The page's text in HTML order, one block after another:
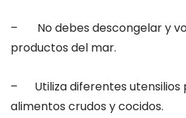
– No debes descongelar y
productos del mar.
– Utiliza diferentes utensilios
alimentos crudos y cocidos.